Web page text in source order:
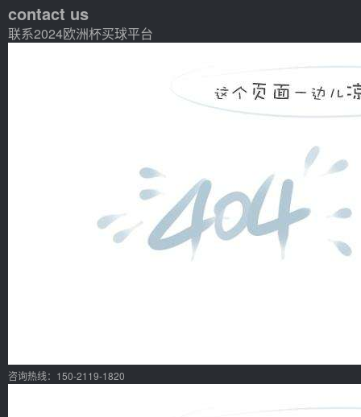
contact us
联系2024欧洲杯买球平台
咨询热线：150-2119-1820